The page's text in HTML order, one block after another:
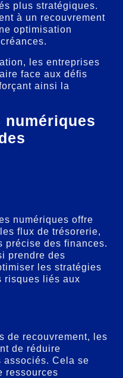
plus stratégiques.
à un recouvrement
optimisation
les entreprises
face aux défis
ainsi la
numériques offre
flux de trésorerie,
précise des finances.
prendre des
les stratégies
risques liés aux
de recouvrement, les
de réduire
associés. Cela se
ressources